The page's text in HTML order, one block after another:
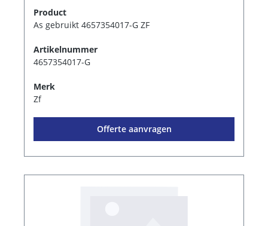
Product
As gebruikt 4657354017-G ZF
Artikelnummer
4657354017-G
Merk
Zf
Offerte aanvragen